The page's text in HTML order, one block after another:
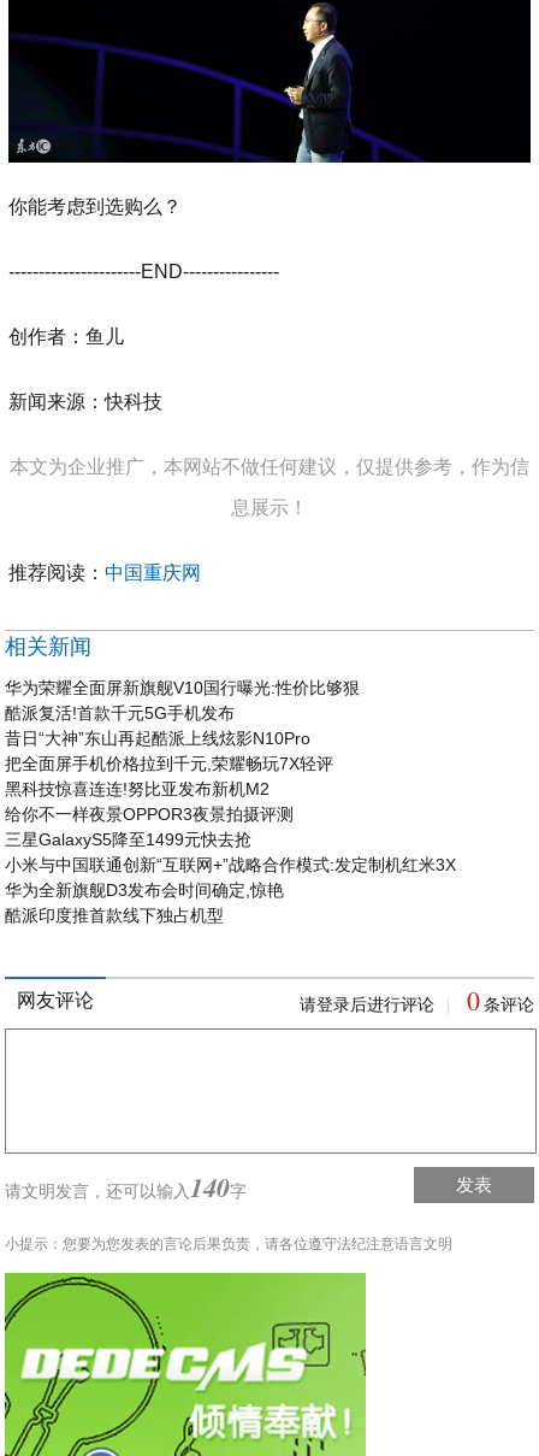
你能考虑到选购么？
----------------------END----------------
创作者：鱼儿
新闻来源：快科技
本文为企业推广，本网站不做任何建议，仅提供参考，作为信
息展示！
推荐阅读：中国重庆网
相关新闻
华为荣耀全面屏新旗舰V10国行曝光:性价比够狠
酷派复活!首款千元5G手机发布
昔日“大神”东山再起酷派上线炫影N10Pro
把全面屏手机价格拉到千元,荣耀畅玩7X轻评
黑科技惊喜连连!努比亚发布新机M2
给你不一样夜景OPPOR3夜景拍摄评测
三星GalaxyS5降至1499元快去抢
小米与中国联通创新“互联网+”战略合作模式:发定制机红米3X
华为全新旗舰D3发布会时间确定,惊艳
酷派印度推首款线下独占机型
网友评论 请登录后进行评论 0 条评论
请文明发言，还可以输入140字 发表
小提示：您要为您发表的言论后果负责，请各位遵守法纪注意语言文明